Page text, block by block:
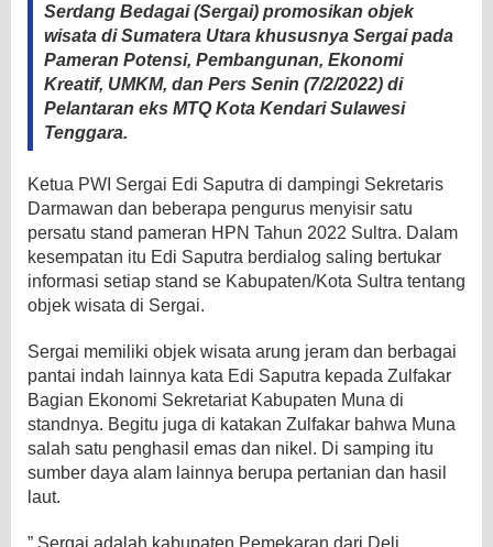
Serdang Bedagai (Sergai) promosikan objek
wisata di Sumatera Utara khususnya Sergai pada
Pameran Potensi, Pembangunan, Ekonomi
Kreatif, UMKM, dan Pers Senin (7/2/2022) di
Pelantaran eks MTQ Kota Kendari Sulawesi
Tenggara.
Ketua PWI Sergai Edi Saputra di dampingi Sekretaris
Darmawan dan beberapa pengurus menyisir satu
persatu stand pameran HPN Tahun 2022 Sultra. Dalam
kesempatan itu Edi Saputra berdialog saling bertukar
informasi setiap stand se Kabupaten/Kota Sultra tentang
objek wisata di Sergai.
Sergai memiliki objek wisata arung jeram dan berbagai
pantai indah lainnya kata Edi Saputra kepada Zulfakar
Bagian Ekonomi Sekretariat Kabupaten Muna di
standnya. Begitu juga di katakan Zulfakar bahwa Muna
salah satu penghasil emas dan nikel. Di samping itu
sumber daya alam lainnya berupa pertanian dan hasil
laut.
” Sergai adalah kabupaten Pemekaran dari Deli